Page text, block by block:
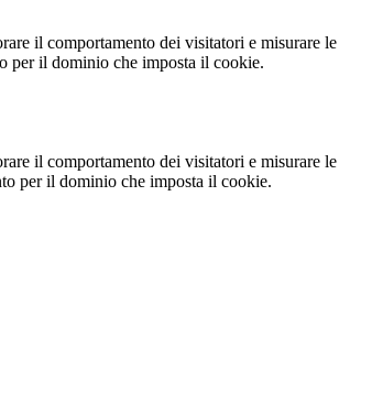
il comportamento dei visitatori e misurare le
per il dominio che imposta il cookie.
il comportamento dei visitatori e misurare le
per il dominio che imposta il cookie.